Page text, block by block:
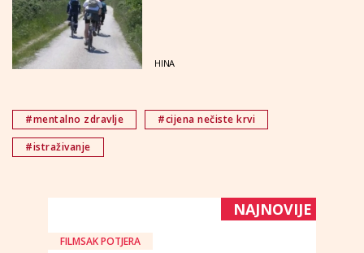
HINA
#mentalno zdravlje
#cijena nečiste krvi
#istraživanje
NAJNOVIJE
FILMSAK POTJERA